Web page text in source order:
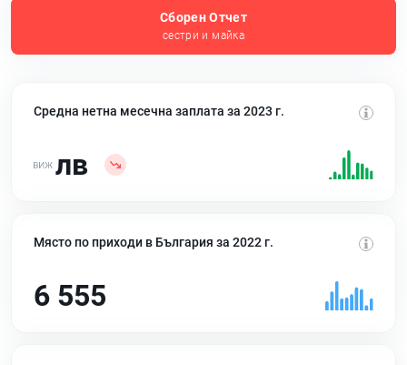
Сборен Отчет
сестри и майка
Средна нетна месечна заплата за 2023 г.
лв
Място по приходи в България за 2022 г.
6 555